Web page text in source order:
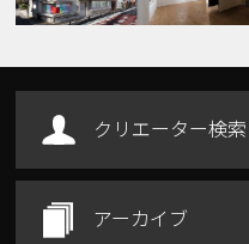
クリエーター検索
アーカイブ